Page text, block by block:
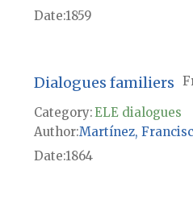
Date1859
Dialogues familiers
Category:ELE dialogues
Author Martínez,
Date1864